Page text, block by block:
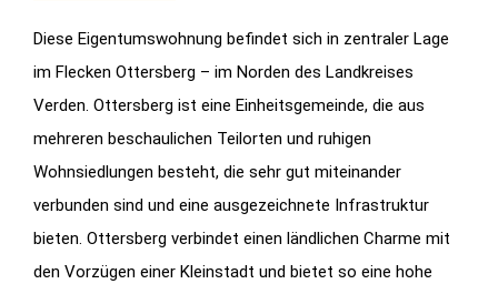
Diese Eigentumswohnung befindet sich in zentraler Lage
im Flecken Ottersberg – im Norden des Landkreises
Verden. Ottersberg ist eine Einheitsgemeinde, die aus
mehreren beschaulichen Teilorten und ruhigen
Wohnsiedlungen besteht, die sehr gut miteinander
verbunden sind und eine ausgezeichnete Infrastruktur
bieten. Ottersberg verbindet einen ländlichen Charme mit
den Vorzügen einer Kleinstadt und bietet so eine hohe